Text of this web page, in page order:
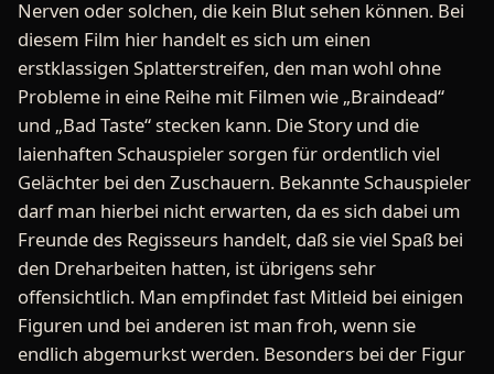
Nerven oder solchen, die kein Blut sehen können. Bei
diesem Film hier handelt es sich um einen
erstklassigen Splatterstreifen, den man wohl ohne
Probleme in eine Reihe mit Filmen wie „Braindead“
und „Bad Taste“ stecken kann. Die Story und die
laienhaften Schauspieler sorgen für ordentlich viel
Gelächter bei den Zuschauern. Bekannte Schauspieler
darf man hierbei nicht erwarten, da es sich dabei um
Freunde des Regisseurs handelt, daß sie viel Spaß bei
den Dreharbeiten hatten, ist übrigens sehr
offensichtlich. Man empfindet fast Mitleid bei einigen
Figuren und bei anderen ist man froh, wenn sie
endlich abgemurkst werden. Besonders bei der Figur